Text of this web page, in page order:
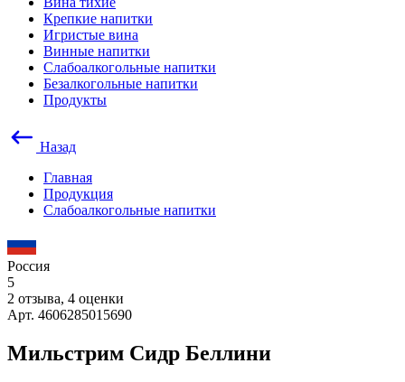
Крепкие напитки
Игристые вина
Винные напитки
Слабоалкогольные напитки
Безалкогольные напитки
Продукты
Назад
Главная
Продукция
Слабоалкогольные напитки
Россия
5
2 отзыва, 4 оценки
Арт. 4606285015690
Мильстрим Сидр Беллини